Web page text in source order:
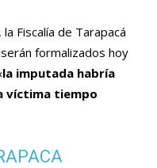
Fiscalía de Tarapacá
formalizados hoy
la imputada habría
víctima tiempo